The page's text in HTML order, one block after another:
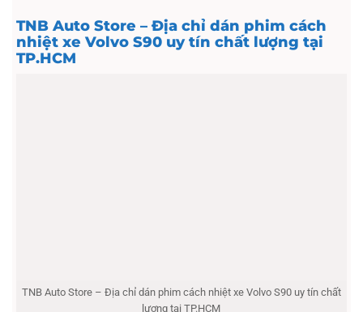
TNB Auto Store – Địa chỉ dán phim cách
nhiệt xe ​Volvo S90 uy tín chất lượng tại
TP.HCM
TNB Auto Store – Địa chỉ dán phim cách nhiệt xe ​Volvo S90 uy tín chất
lượng tại TP.HCM